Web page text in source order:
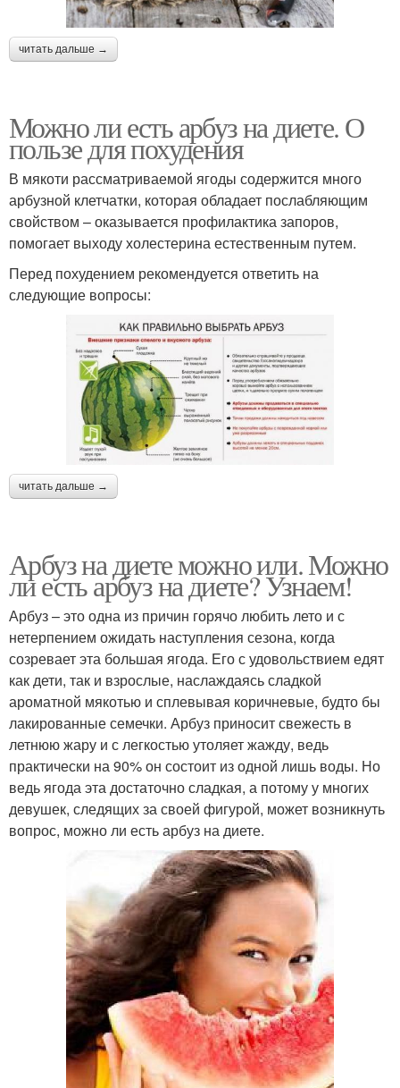
читать дальше →
Можно ли есть арбуз на диете. О
пользе для похудения
В мякоти рассматриваемой ягоды содержится много
арбузной клетчатки, которая обладает послабляющим
свойством – оказывается профилактика запоров,
помогает выходу холестерина естественным путем.
Перед похудением рекомендуется ответить на
следующие вопросы:
читать дальше →
Арбуз на диете можно или. Можно
ли есть арбуз на диете? Узнаем!
Арбуз – это одна из причин горячо любить лето и с
нетерпением ожидать наступления сезона, когда
созревает эта большая ягода. Его с удовольствием едят
как дети, так и взрослые, наслаждаясь сладкой
ароматной мякотью и сплевывая коричневые, будто бы
лакированные семечки. Арбуз приносит свежесть в
летнюю жару и с легкостью утоляет жажду, ведь
практически на 90% он состоит из одной лишь воды. Но
ведь ягода эта достаточно сладкая, а потому у многих
девушек, следящих за своей фигурой, может возникнуть
вопрос, можно ли есть арбуз на диете.